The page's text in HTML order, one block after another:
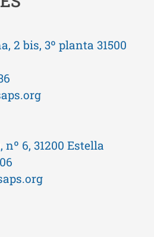
2 bis, 3º planta 31500
6, 31200 Estella